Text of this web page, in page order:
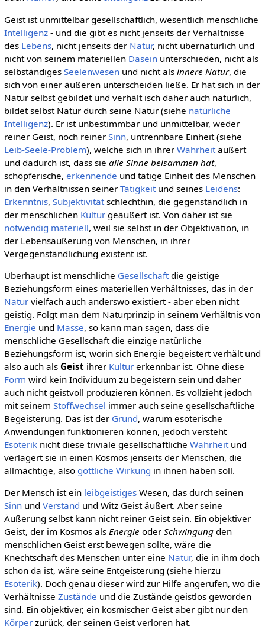
Geist ist unmittelbar gesellschaftlich, wesentlich menschliche
Intelligenz- und die gibt es nicht jenseits der Verhältnisse
des Lebens, nicht jenseits der Natur, nicht übernatürlich und
nicht von seinem materiellen Daseinunterschieden, nicht als
selbständiges Seelenwesenund nicht als innere Natur, die
sich von einer äußeren unterscheiden ließe. Er hat sich in der
Natur selbst gebildet und verhält isch daher auch natürlich,
bildet selbst Natur durch seine Natur (siehe natürliche
Intelligenz). Er ist unbestimmbar und unmittelbar, weder
reiner Geist, noch reiner Sinn, untrennbare Einheit (siehe
Leib-Seele-Problem), welche sich in ihrer Wahrheitäußert
und dadurch ist, dass sie alle Sinne beisammen hat,
schöpferische, erkennende und tätige Einheit des Menschen
in den Verhältnissen seiner Tätigkeitund seines Leidens:
Erkenntnis, Subjektivitätschlechthin, die gegenständlich in
der menschlichen Kulturgeäußert ist. Von daher ist sie
notwendig materiell, weil sie selbst in der Objektivation, in
der Lebensäußerung von Menschen, in ihrer
Vergegenständlichung existent ist.
Überhaupt ist menschliche Gesellschaftdie geistige
Beziehungsform eines materiellen Verhältnisses, das in der
Naturvielfach auch anderswo existiert - aber eben nicht
geistig. Folgt man dem Naturprinzip in seinem Verhältnis von
Energie und Masse, so kann man sagen, dass die
menschliche Gesellschaft die einzige natürliche
Beziehungsform ist, worin sich Energie begeistert verhält und
also auch als Geistihrer Kulturerkennbar ist. Ohne diese
Form wird kein Individuum zu begeistern sein und daher
auch nicht geistvoll produzieren können. Es vollzieht jedoch
mit seinem Stoffwechsel immer auch seine gesellschaftliche
Begeisterung. Das ist der Grund, warum esoterische
Anwendungen funktionieren können, jedoch versteht
Esoteriknicht diese triviale gesellschaftliche Wahrheitund
verlagert sie in einen Kosmos jenseits der Menschen, die
allmächtige, also göttliche Wirkung in ihnen haben soll.
Der Mensch ist ein leibgeistigesWesen, das durch seinen
Sinnund Verstand und Witz Geist äußert. Aber seine
Äußerung selbst kann nicht reiner Geist sein. Ein objektiver
Geist, der im Kosmos als Energie oder Schwingungden
menschlichen Geist erst bewegen sollte, wäre die
Knechtschaft des Menschen unter eine Natur, die in ihm doch
schon da ist, wäre seine Entgeisterung (siehe hierzu
Esoterik). Doch genau dieser wird zur Hilfe angerufen, wo die
Verhältnisse Zustände und die Zustände geistlos geworden
sind. Ein objektiver, ein kosmischer Geist aber gibt nur den
Körperzurück, der seinen Geist verloren hat.